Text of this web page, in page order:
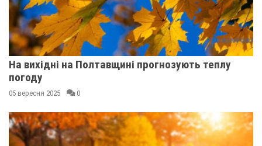
На вихідні на Полтавщині прогнозують теплу
погоду
05 вересня 2025 0